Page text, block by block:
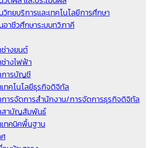
วิทยบริการและเทคโนโลยีการศึกษา
อาชีวศึกษาระบบทวิภาคี
างยนต์
างไฟฟ้า
การบัญชี
ทคโนโลยีธุรกิจดิจิทัล
ารจัดการสำนักงาน/การจัดการธุรกิจดิจิทัล
สามัญสัมพันธ์
ทคนิคพื้นฐาน